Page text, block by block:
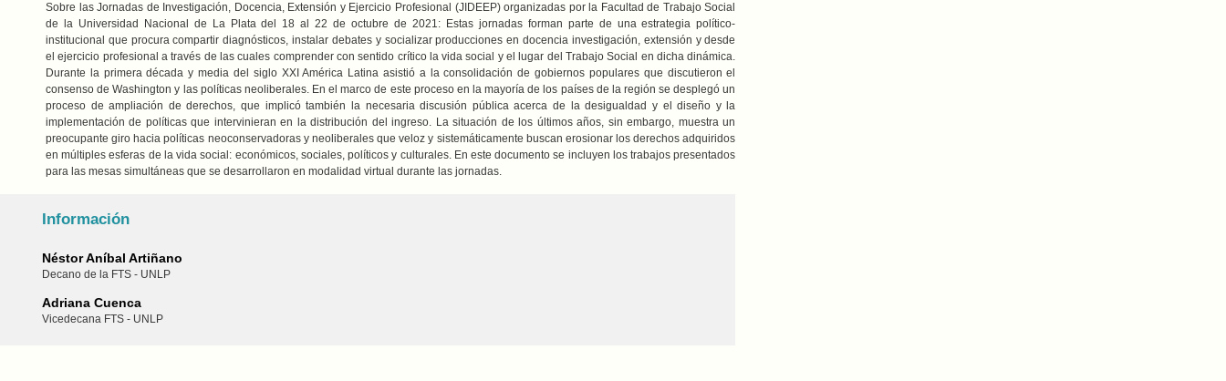
Sobre las Jornadas de Investigación, Docencia, Extensión y Ejercicio Profesional (JIDEEP) organizadas por la Facultad de Trabajo Social
de la Universidad Nacional de La Plata del 18 al 22 de octubre de 2021: Estas jornadas forman parte de una estrategia político-
institucional que procura compartir diagnósticos, instalar debates y socializar producciones en docencia investigación, extensión y desde
el ejercicio profesional a través de las cuales comprender con sentido crítico la vida social y el lugar del Trabajo Social en dicha dinámica.
Durante la primera década y media del siglo XXI América Latina asistió a la consolidación de gobiernos populares que discutieron el
consenso de Washington y las políticas neoliberales. En el marco de este proceso en la mayoría de los países de la región se desplegó un
proceso de ampliación de derechos, que implicó también la necesaria discusión pública acerca de la desigualdad y el diseño y la
implementación de políticas que intervinieran en la distribución del ingreso. La situación de los últimos años, sin embargo, muestra un
preocupante giro hacia políticas neoconservadoras y neoliberales que veloz y sistemáticamente buscan erosionar los derechos adquiridos
en múltiples esferas de la vida social: económicos, sociales, políticos y culturales. En este documento se incluyen los trabajos presentados
para las mesas simultáneas que se desarrollaron en modalidad virtual durante las jornadas.
Información
Néstor Aníbal Artiñano
Decano de la FTS - UNLP
Adriana Cuenca
Vicedecana FTS - UNLP